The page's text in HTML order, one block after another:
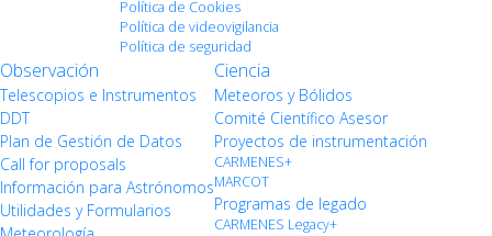
Política de Cookies
Política de videovigilancia
Política de seguridad
Observación
Telescopios e Instrumentos
DDT
Plan de Gestión de Datos
Call for proposals
Información para Astrónomos
Utilidades y Formularios
Ciencia
Meteoros y Bólidos
Comité Científico Asesor
Proyectos de instrumentación
CARMENES+
MARCOT
Programas de legado
CARMENES Legacy+